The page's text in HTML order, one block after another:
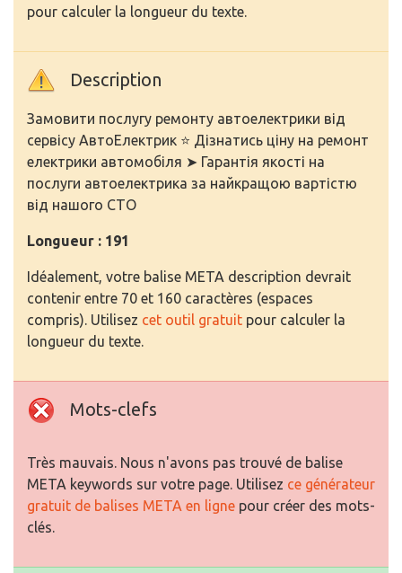
pour calculer la longueur du texte.
Description
Замовити послугу ремонту автоелектрики від
сервісу АвтоЕлектрик ⭐ Дізнатись ціну на ремонт
електрики автомобіля ➤ Гарантія якості на
послуги автоелектрика за найкращою вартістю
від нашого СТО
Longueur : 191
Idéalement, votre balise META description devrait
contenir entre 70 et 160 caractères (espaces
compris). Utilisez cet outil gratuit pour calculer la
longueur du texte.
Mots-clefs
Très mauvais. Nous n'avons pas trouvé de balise
META keywords sur votre page. Utilisez ce générateur
gratuit de balises META en ligne pour créer des mots-
clés.